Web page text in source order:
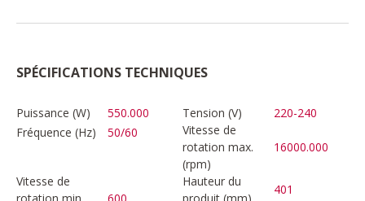
SPÉCIFICATIONS TECHNIQUES
Puissance (W) 550.000 Tension (V)
220-240
Fréquence (Hz)
50/60
Vitesse de
rotation max.
(rpm)
16000.000
Vitesse de
rotation min.
600
Hauteur du
produit (mm)
401